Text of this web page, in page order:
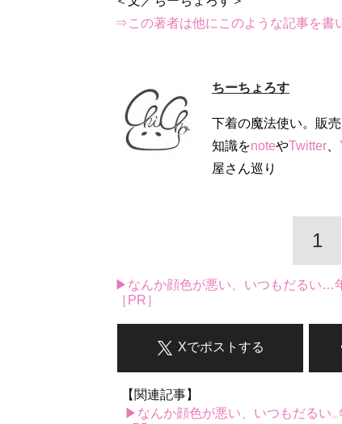
⇒この著者は他にこのような記事を書
ちーちょろす
下着の魔法使い。販
知識をnoteやTwitter
屋さん巡り
1
▶なんか顔色が悪い、いつもだるい…
［PR］
Xでポストする
【関連記事】
▶なんか顔色が悪い、いつもだるい